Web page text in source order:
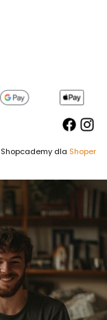
Shopcademy dla Shoper